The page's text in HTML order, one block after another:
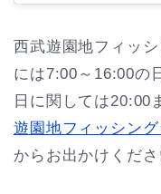
西武遊園地フィッ
には7:00～16:00の
日に関しては20:00
遊園地フィッシン
からお出かけくださ